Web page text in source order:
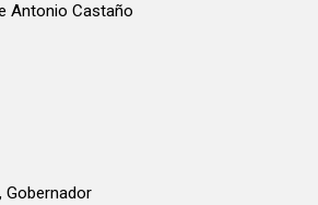
Antonio Castaño
Gobernador